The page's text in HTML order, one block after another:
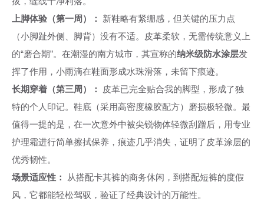
上脚体验（第一周）：
新鞋略有紧绷感，但关键的压力点
（小脚趾外侧、脚背）没有不适。皮革柔软，无需传统意义上
的“磨合期”。在潮湿的南方城市，其宣称的纳米级防水涂层发
挥了作用，小雨滴在鞋面形成水珠滑落，未留下痕迹。
长期穿着（第三周）：
皮革已完全贴合我的脚型，形成了独
特的个人印记。鞋底（采用高密度橡胶配方）磨损极轻微。最
值得一提的是，在一次意外中被尖锐物体轻微刮蹭后，用专业
护理霜进行简单擦拭保养，痕迹几乎消失，证明了皮革涂层的
优秀韧性。
场景适应性：
从搭配卡其裤的商务休闲，到搭配短裤的度假
风，它都能轻松驾驭，验证了经典设计的万能性。